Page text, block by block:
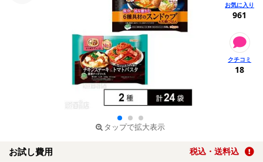
タップで拡大表示
961
18
お試し費用 税込・送料込